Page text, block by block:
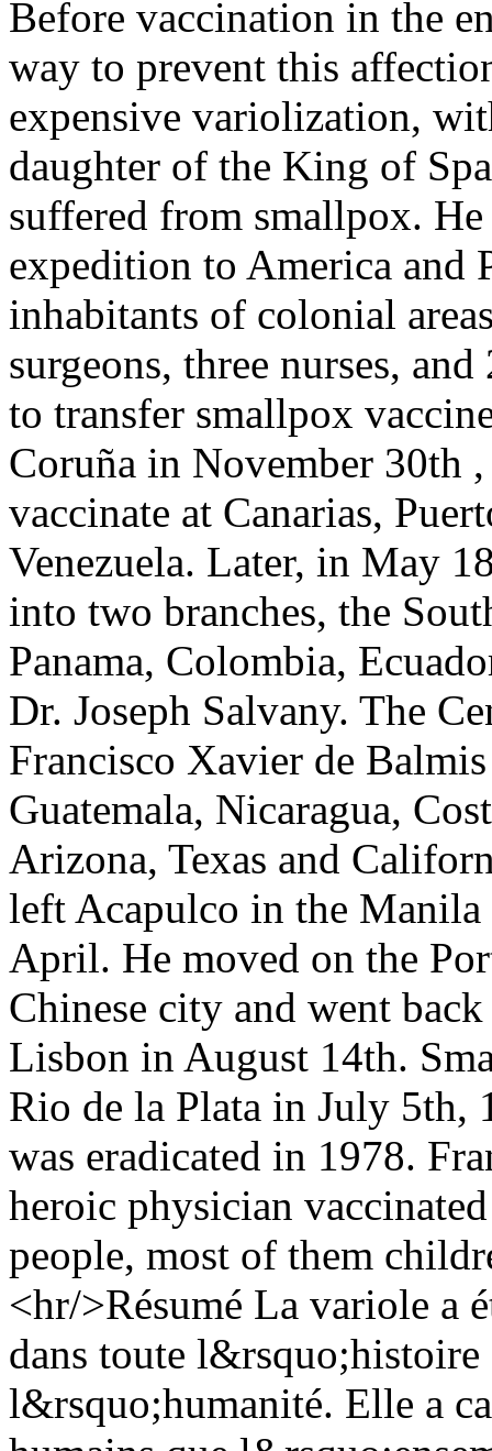
Before vaccination in the
way to prevent this
expensive variolization,
daughter of the King of
suffered from smallpox.
expedition to America and
inhabitants of colonial
surgeons, three nurses,
to transfer smallpox
Coruña in November 30th
vaccinate at Canarias,
Venezuela. Later, in May
into two branches, the
Panama, Colombia,
Dr. Joseph Salvany. The
Francisco Xavier de
Guatemala, Nicaragua,
Arizona, Texas and
left Acapulco in the
April. He moved on the
Chinese city and went
Lisbon in August 14th.
Rio de la Plata in July 5th,
was eradicated in 1978.
heroic physician
people, most of them
<hr/>Résumé La variole a
dans toute
l&rsquo;humanité. Elle a